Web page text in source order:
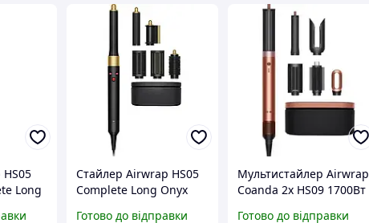
Long
Стайлер Airwrap HS05
Complete Long Onyx
Готово до відправки
Мультистайлер Airwrap
Coanda 2x HS09 1700Вт
Готово до відправки